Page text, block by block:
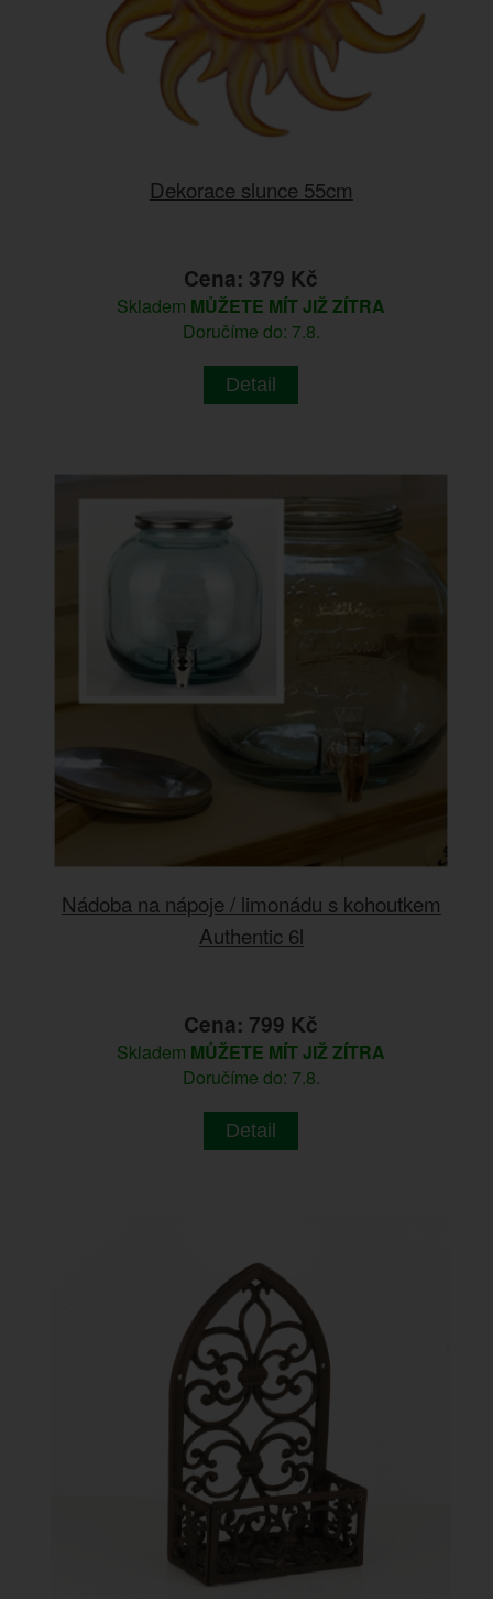
Dekorace slunce 55cm
Cena: 379 Kč
Skladem MŮŽETE MÍT JIŽ ZÍTRA
Doručíme do: 7.8.
Detail
Nádoba na nápoje / limonádu s kohoutkem
Authentic 6l
Cena: 799 Kč
Skladem MŮŽETE MÍT JIŽ ZÍTRA
Doručíme do: 7.8.
Detail